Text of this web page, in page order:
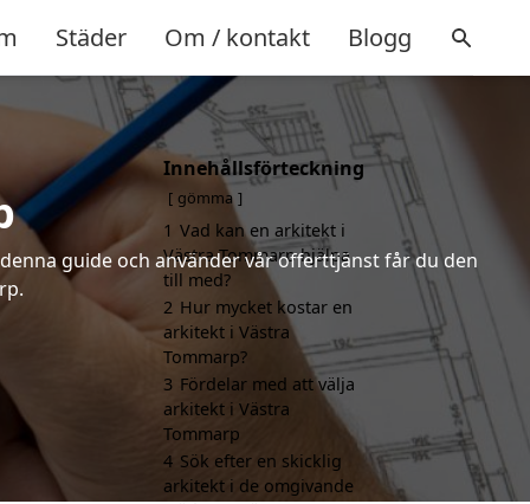
Städer Om / kontakt Blogg
guide och använder vår offerttjänst får du den
Innehållsförteckning
gömma
1 Vad kan en arkitekt i
Västra Tommarp hjälpa
till med?
2 Hur mycket kostar en
arkitekt i Västra
Tommarp?
3 Fördelar med att välja
arkitekt i Västra
Tommarp
4 Sök efter en skicklig
arkitekt i de omgivande